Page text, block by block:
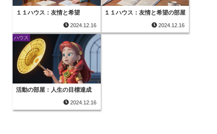
１１ハウス：友情と希望
2024.12.16
１１ハウス：友情と希望の部屋
2024.12.16
ハウス
活動の部屋：人生の目標達成
2024.12.16